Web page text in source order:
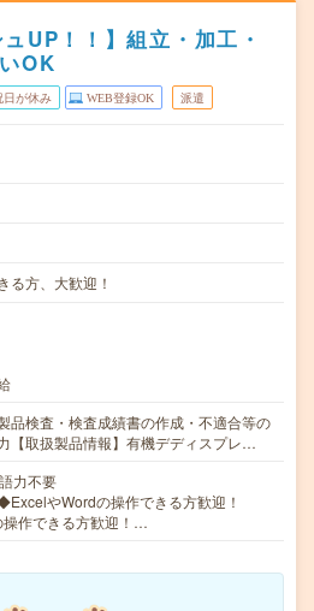
UP！！】組立・加工・
OK
日が休み WEB登録OK 派遣
る方、大歓迎！
品検査・検査成績書の作成・不適合等の
【取扱製品情報】有機デディスプレ…
力不要
やWordの操作できる方歓迎！
作できる方歓迎！…